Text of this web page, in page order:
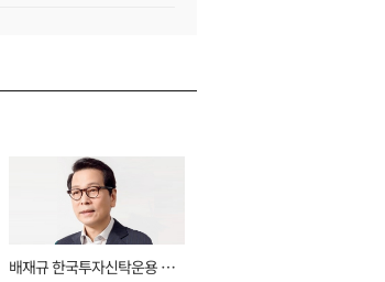
배재규 한국투자신탁운용 대